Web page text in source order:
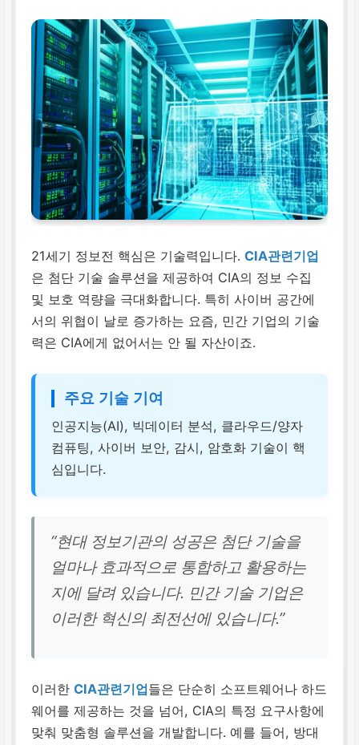
21세기 정보전 핵심은 기술력입니다.CIA관련기업
은 첨단 기술 솔루션을 제공하여 CIA의 정보 수집
및 보호 역량을 극대화합니다. 특히 사이버 공간에
서의 위협이 날로 증가하는 요즘, 민간 기업의 기술
력은 CIA에게 없어서는 안 될 자산이죠.
주요 기술 기여
인공지능(AI), 빅데이터 분석, 클라우드/양자
컴퓨팅, 사이버 보안, 감시, 암호화 기술이 핵
심입니다.
“현대 정보기관의 성공은 첨단 기술을
얼마나 효과적으로 통합하고 활용하는
지에 달려 있습니다. 민간 기술 기업은
이러한 혁신의 최전선에 있습니다.”
이러한CIA관련기업들은 단순히 소프트웨어나 하드
웨어를 제공하는 것을 넘어, CIA의 특정 요구사항에
맞춰 맞춤형 솔루션을 개발합니다. 예를 들어, 방대